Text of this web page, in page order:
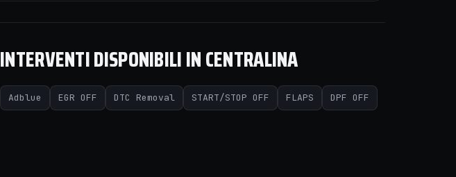
INTERVENTI DISPONIBILI IN CENTRALINA
Adblue EGR OFF DTC Removal START/STOP OFF FLAPS DPF OFF